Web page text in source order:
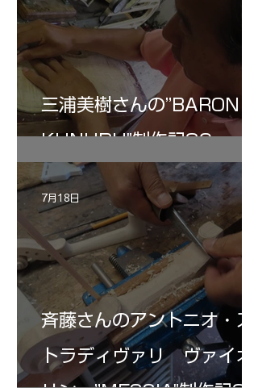
三浦美樹さんの”BARON・
KUNUPU"制作記30
斉藤さんのアントニオ・ス
トラディヴァリ ヴァイオ
7月18日